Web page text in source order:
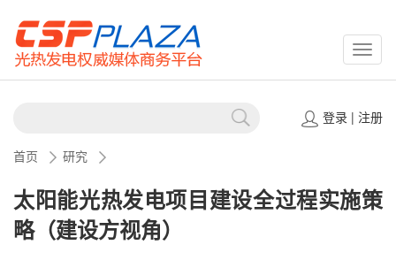
登录| 注册
首页 研究
太阳能光热发电项目建设全过程实施策
略（建设方视角） ​